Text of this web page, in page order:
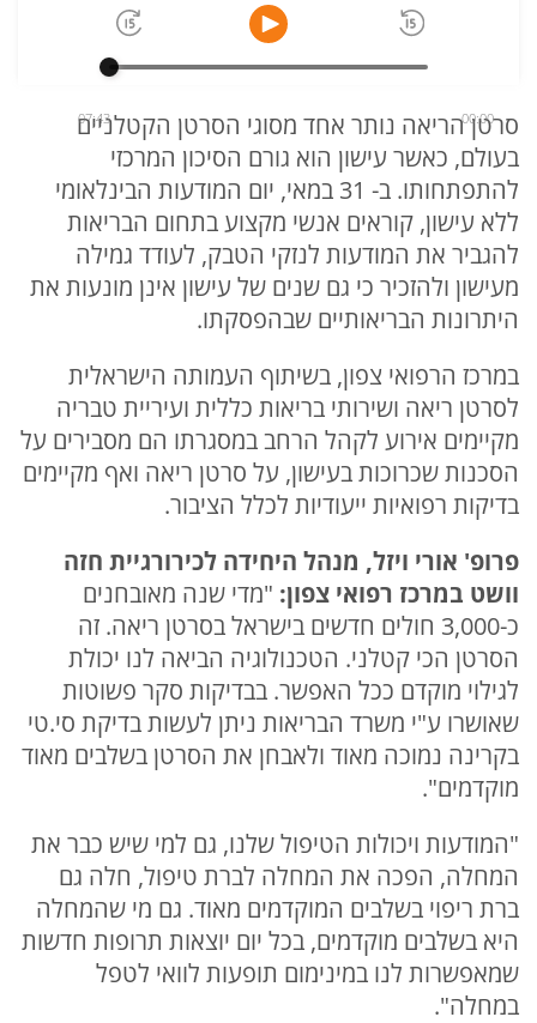
00:00
07:43
סרטן הריאה נותר אחד מסוגי הסרטן הקטלניים
בעולם, כאשר עישון הוא גורם הסיכון המרכזי
להתפתחותו. ב- 31 במאי, יום המודעות הבינלאומי
ללא עישון, קוראים אנשי מקצוע בתחום הבריאות
להגביר את המודעות לנזקי הטבק, לעודד גמילה
מעישון ולהזכיר כי גם שנים של עישון אינן מונעות את
היתרונות הבריאותיים שבהפסקתו.
במרכז הרפואי צפון, בשיתוף העמותה הישראלית
לסרטן ריאה ושירותי בריאות כללית ועיריית טבריה
מקיימים אירוע לקהל הרחב במסגרתו הם מסבירים על
הסכנות שכרוכות בעישון, על סרטן ריאה ואף מקיימים
בדיקות רפואיות ייעודיות לכלל הציבור.
פרופ' אורי ויזל, מנהל היחידה לכירורגיית חזה
וושט במרכז רפואי צפון: "מדי שנה מאובחנים
כ-3,000 חולים חדשים בישראל בסרטן ריאה. זה
הסרטן הכי קטלני. הטכנולוגיה הביאה לנו יכולת
לגילוי מוקדם ככל האפשר. בבדיקות סקר פשוטות
שאושרו ע"י משרד הבריאות ניתן לעשות בדיקת סי.טי
בקרינה נמוכה מאוד ולאבחן את הסרטן בשלבים מאוד
מוקדמים".
"המודעות ויכולות הטיפול שלנו, גם למי שיש כבר את
המחלה, הפכה את המחלה לברת טיפול, חלה גם
ברת ריפוי בשלבים המוקדמים מאוד. גם מי שהמחלה
היא בשלבים מוקדמים, בכל יום יוצאות תרופות חדשות
שמאפשרות לנו במינימום תופעות לוואי לטפל
במחלה".